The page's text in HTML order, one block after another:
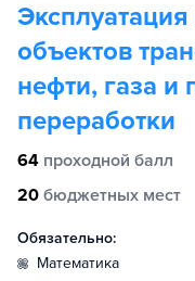
объектов
нефти, газа и
переработки
64 проходной балл
20 бюджетных мест
Обязательно:
математика